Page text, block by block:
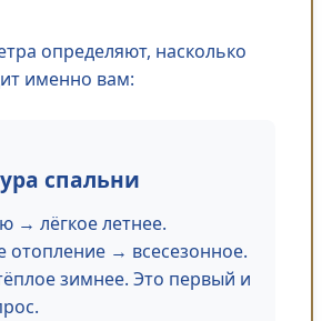
определяют, насколько
именно вам:
спальни
→ лёгкое летнее.
отопление → всесезонное.
зимнее. Это первый и